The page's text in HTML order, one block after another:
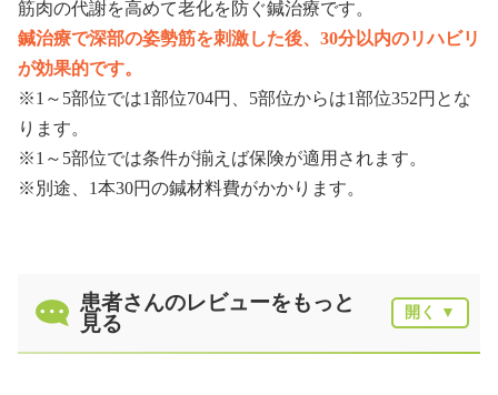
筋肉の代謝を高めて老化を防ぐ鍼治療です。
鍼治療で深部の姿勢筋を刺激した後、30分以内のリハビリ
が効果的です。
※1～5部位では1部位704円、5部位からは1部位352円とな
ります。
※1～5部位では条件が揃えば保険が適用されます。
※別途、1本30円の鍼材料費がかかります。
患者さんのレビューをもっと
見る